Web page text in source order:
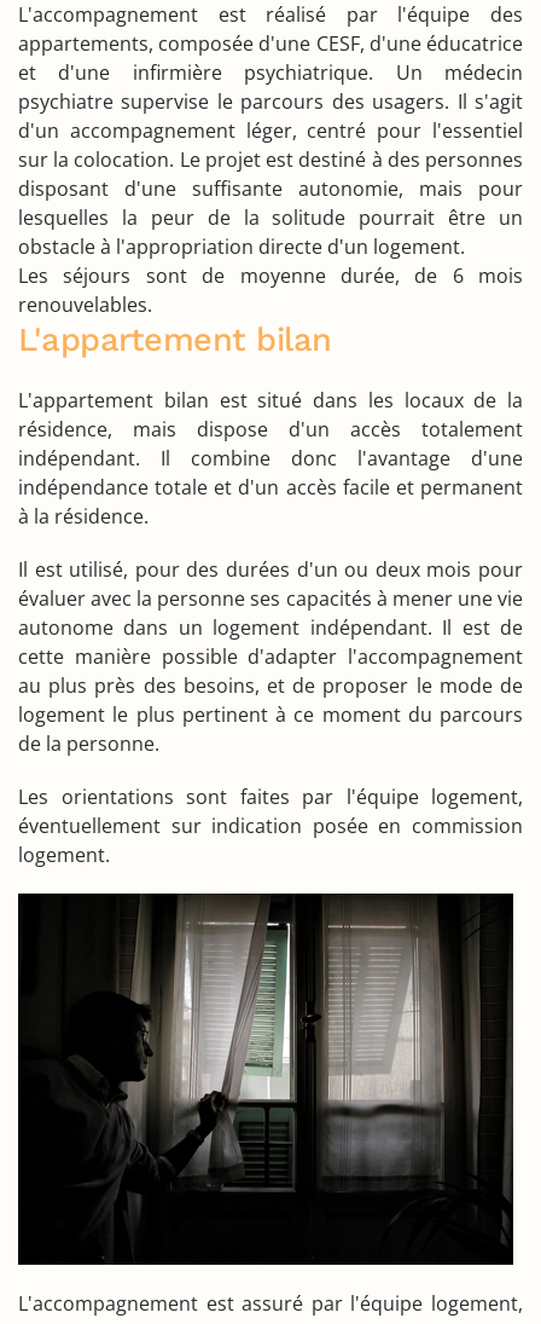
L'accompagnement est réalisé par l'équipe des
appartements, composée d'une CESF, d'une éducatrice
et d'une infirmière psychiatrique. Un médecin
psychiatre supervise le parcours des usagers. Il s'agit
d'un accompagnement léger, centré pour l'essentiel
sur la colocation. Le projet est destiné à des personnes
disposant d'une suffisante autonomie, mais pour
lesquelles la peur de la solitude pourrait être un
obstacle à l'appropriation directe d'un logement.
Les séjours sont de moyenne durée, de 6 mois
renouvelables.
L'appartement bilan
L'appartement bilan est situé dans les locaux de la
résidence, mais dispose d'un accès totalement
indépendant. Il combine donc l'avantage d'une
indépendance totale et d'un accès facile et permanent
à la résidence.
Il est utilisé, pour des durées d'un ou deux mois pour
évaluer avec la personne ses capacités à mener une vie
autonome dans un logement indépendant. Il est de
cette manière possible d'adapter l'accompagnement
au plus près des besoins, et de proposer le mode de
logement le plus pertinent à ce moment du parcours
de la personne.
Les orientations sont faites par l'équipe logement,
éventuellement sur indication posée en commission
logement.
L'accompagnement est assuré par l'équipe logement,